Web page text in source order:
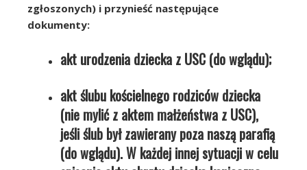
zgłoszonych) i przynieść następujące
dokumenty:
akt urodzenia dziecka z USC (do wglądu);
akt ślubu kościelnego rodziców dziecka
(nie mylić z aktem małżeństwa z USC),
jeśli ślub był zawierany poza naszą parafią
(do wglądu). W każdej innej sytuacji w celu